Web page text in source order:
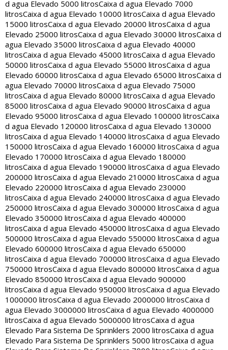
d agua Elevado 5000 litrosCaixa d agua Elevado 7000
litrosCaixa d agua Elevado 10000 litrosCaixa d agua Elevado
15000 litrosCaixa d agua Elevado 20000 litrosCaixa d agua
Elevado 25000 litrosCaixa d agua Elevado 30000 litrosCaixa d
agua Elevado 35000 litrosCaixa d agua Elevado 40000
litrosCaixa d agua Elevado 45000 litrosCaixa d agua Elevado
50000 litrosCaixa d agua Elevado 55000 litrosCaixa d agua
Elevado 60000 litrosCaixa d agua Elevado 65000 litrosCaixa d
agua Elevado 70000 litrosCaixa d agua Elevado 75000
litrosCaixa d agua Elevado 80000 litrosCaixa d agua Elevado
85000 litrosCaixa d agua Elevado 90000 litrosCaixa d agua
Elevado 95000 litrosCaixa d agua Elevado 100000 litrosCaixa
d agua Elevado 120000 litrosCaixa d agua Elevado 130000
litrosCaixa d agua Elevado 140000 litrosCaixa d agua Elevado
150000 litrosCaixa d agua Elevado 160000 litrosCaixa d agua
Elevado 170000 litrosCaixa d agua Elevado 180000
litrosCaixa d agua Elevado 190000 litrosCaixa d agua Elevado
200000 litrosCaixa d agua Elevado 210000 litrosCaixa d agua
Elevado 220000 litrosCaixa d agua Elevado 230000
litrosCaixa d agua Elevado 240000 litrosCaixa d agua Elevado
250000 litrosCaixa d agua Elevado 300000 litrosCaixa d agua
Elevado 350000 litrosCaixa d agua Elevado 400000
litrosCaixa d agua Elevado 450000 litrosCaixa d agua Elevado
500000 litrosCaixa d agua Elevado 550000 litrosCaixa d agua
Elevado 600000 litrosCaixa d agua Elevado 650000
litrosCaixa d agua Elevado 700000 litrosCaixa d agua Elevado
750000 litrosCaixa d agua Elevado 800000 litrosCaixa d agua
Elevado 850000 litrosCaixa d agua Elevado 900000
litrosCaixa d agua Elevado 950000 litrosCaixa d agua Elevado
1000000 litrosCaixa d agua Elevado 2000000 litrosCaixa d
agua Elevado 3000000 litrosCaixa d agua Elevado 4000000
litrosCaixa d agua Elevado 5000000 litrosCaixa d agua
Elevado Para Sistema De Sprinklers 2000 litrosCaixa d agua
Elevado Para Sistema De Sprinklers 5000 litrosCaixa d agua